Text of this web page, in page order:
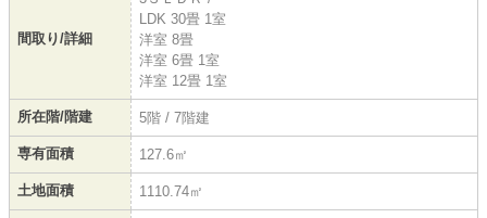
間取り/詳細
LDK 30畳 1室
洋室 8畳
洋室 6畳 1室
洋室 12畳 1室
所在階/階建 5階 / 7階建
専有面積 127.6㎡
土地面積 1110.74㎡